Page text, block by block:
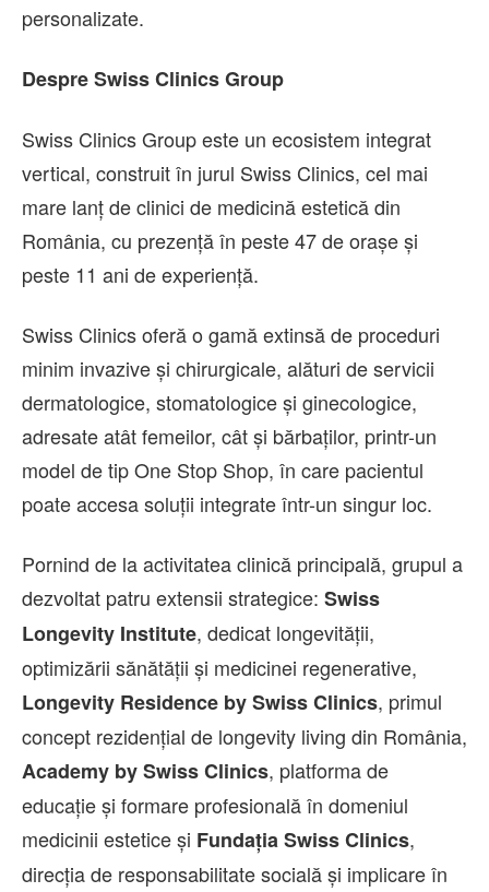
personalizate.
Despre Swiss Clinics Group
Swiss Clinics Group este un ecosistem integrat
vertical, construit în jurul Swiss Clinics, cel mai
mare lanț de clinici de medicină estetică din
România, cu prezență în peste 47 de orașe și
peste 11 ani de experiență.
Swiss Clinics oferă o gamă extinsă de proceduri
minim invazive și chirurgicale, alături de servicii
dermatologice, stomatologice și ginecologice,
adresate atât femeilor, cât și bărbaților, printr-un
model de tip One Stop Shop, în care pacientul
poate accesa soluții integrate într-un singur loc.
Pornind de la activitatea clinică principală, grupul a
dezvoltat patru extensii strategice: Swiss
Longevity Institute, dedicat longevității,
optimizării sănătății și medicinei regenerative,
Longevity Residence by Swiss Clinics, primul
concept rezidențial de longevity living din România,
Academy by Swiss Clinics, platforma de
educație și formare profesională în domeniul
medicinii estetice și Fundația Swiss Clinics,
direcția de responsabilitate socială și implicare în